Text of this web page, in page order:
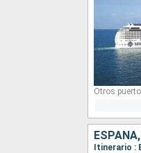
Otros
Itinerario :